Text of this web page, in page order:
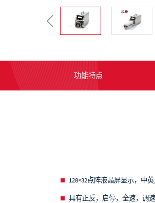
功能特点
128×32点阵液晶屏显示，中
具有正反，启停，全速，调